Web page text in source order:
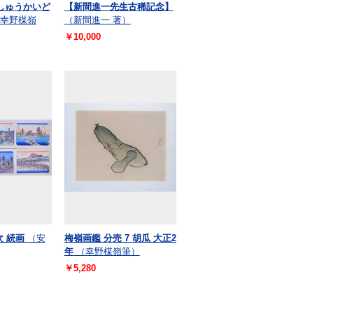
ゅうかいど
幸野楳嶺
【新間進一先生古稀記念】
（新間進一 著）
￥10,000
続画
（安
梅嶺画鑑 分売 7 胡瓜 大正2
年
（幸野楳嶺筆）
￥5,280